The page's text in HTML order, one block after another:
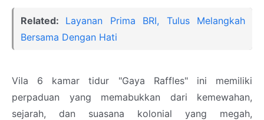
Related: Layanan Prima BRI, Tulus Melangkah
Bersama Dengan Hati
Vila 6 kamar tidur "Gaya Raffles" ini memiliki
perpaduan yang memabukkan dari kemewahan,
sejarah, dan suasana kolonial yang megah,